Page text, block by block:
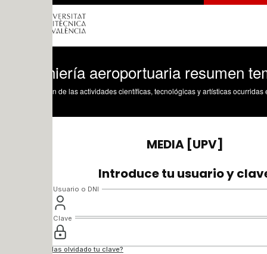
aeroportuaria resumen tema 1
de las actividades científicas, tecnológicas y artísticas ocurridas en los tres